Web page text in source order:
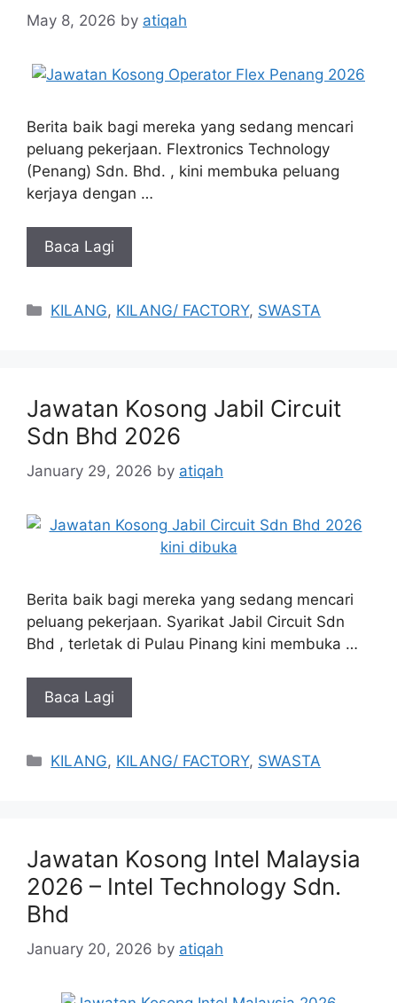
May 8, 2026 by atiqah
Berita baik bagi mereka yang sedang mencari
peluang pekerjaan. Flextronics Technology
(Penang) Sdn. Bhd. , kini membuka peluang
kerjaya dengan …
Baca Lagi
Categories
KILANG, KILANG/ FACTORY, SWASTA
Jawatan Kosong Jabil Circuit
Sdn Bhd 2026
January 29, 2026 by atiqah
Berita baik bagi mereka yang sedang mencari
peluang pekerjaan. Syarikat Jabil Circuit Sdn
Bhd , terletak di Pulau Pinang kini membuka …
Baca Lagi
Categories
KILANG, KILANG/ FACTORY, SWASTA
Jawatan Kosong Intel Malaysia
2026 – Intel Technology Sdn.
Bhd
January 20, 2026 by atiqah